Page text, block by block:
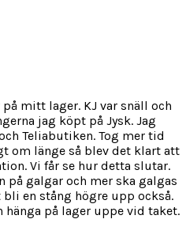
mitt lager. KJ var snäll och
jag köpt på Jysk. Jag
Teliabutiken. Tog mer tid
om länge så blev det klart att
Vi får se hur detta slutar.
på galgar och mer ska galgas
en stång högre upp också.
hänga på lager uppe vid taket.